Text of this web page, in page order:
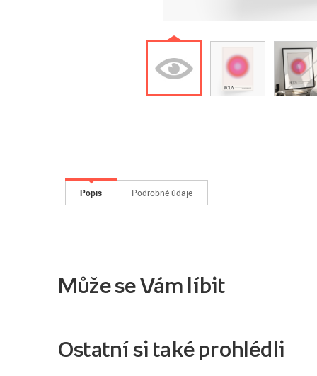
Popis Podrobné údaje
Může se Vám líbit
Ostatní si také prohlédli